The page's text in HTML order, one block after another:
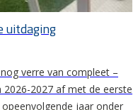
uitdaging
verre van compleet –
2027 af met de eerste
jaar onder